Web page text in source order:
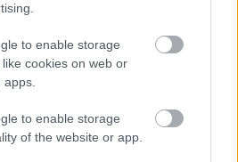
to enable storage
cookies on web or
to enable storage
of the website or app.
adományoddal